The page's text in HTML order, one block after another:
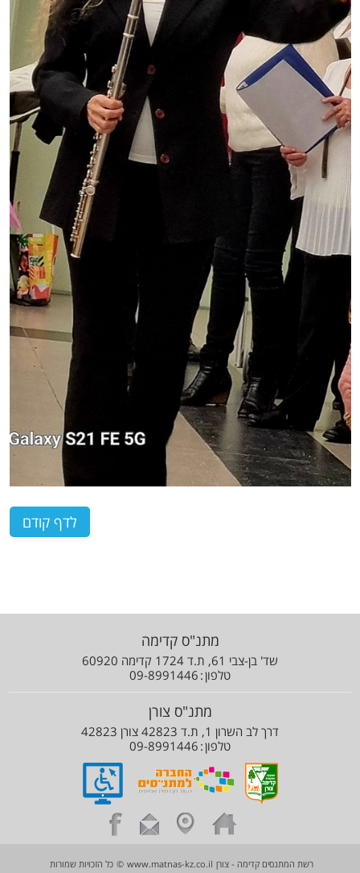
מתנ"ס קדימה
שד' בן-צבי 61, ת.ד 1724 קדימה 60920
טלפון
09-8991446
מתנ"ס צורן
דרך לב השרון 1, ת.ד 42823 צורן 42823
טלפון
09-8991446
רשת המתנסים קדימה - צורן www.matnas-kz.co.il
© כל הזכויות שמורות